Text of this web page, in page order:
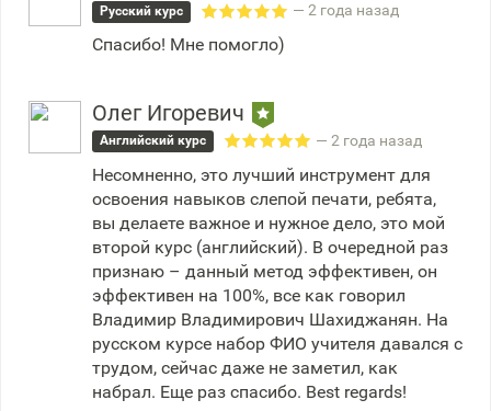
Русский курс — 2 года назад
Спасибо! Мне помогло)
Олег Игоревич
Английский курс — 2 года назад
Несомненно, это лучший инструмент для
освоения навыков слепой печати, ребята,
вы делаете важное и нужное дело, это мой
второй курс (английский). В очередной раз
признаю – данный метод эффективен, он
эффективен на 100%, все как говорил
Владимир Владимирович Шахиджанян. На
русском курсе набор ФИО учителя давался с
трудом, сейчас даже не заметил, как
набрал. Еще раз спасибо. Best regards!